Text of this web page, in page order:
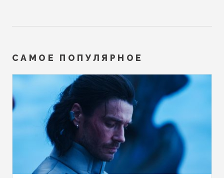
САМОЕ ПОПУЛЯРНОЕ